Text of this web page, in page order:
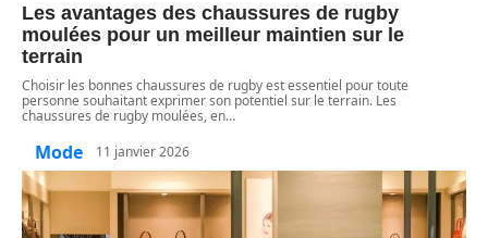
Les avantages des chaussures de rugby
moulées pour un meilleur maintien sur le
terrain
Choisir les bonnes chaussures de rugby est essentiel pour toute
personne souhaitant exprimer son potentiel sur le terrain. Les
chaussures de rugby moulées, en…
Mode 11 janvier 2026